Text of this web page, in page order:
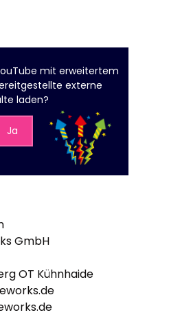
mit erweitertem
externe
laden?
Ja
GmbH
OT Kühnhaide